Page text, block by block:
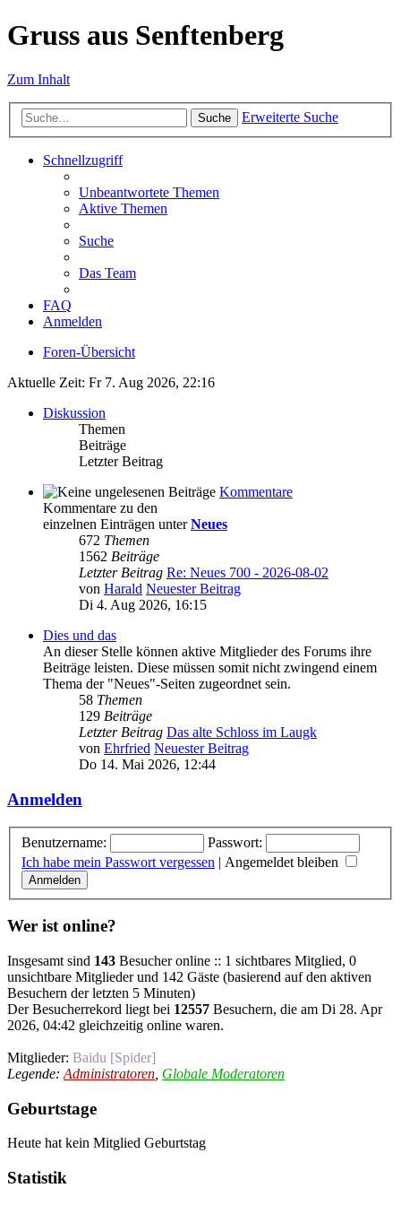
Gruss aus Senftenberg
Zum Inhalt
Suche Erweiterte Suche
Schnellzugriff
Unbeantwortete Themen
Aktive Themen
Suche
Das Team
FAQ
Anmelden
Foren-Übersicht
Aktuelle Zeit: Fr 7. Aug 2026, 22:16
Diskussion
Themen
Beiträge
Letzter Beitrag
Kommentare
Kommentare zu den
einzelnen Einträgen unterNeues
672 Themen
1562 Beiträge
Letzter Beitrag Re: Neues 700 - 2026-08-02
von Harald Neuester Beitrag
Di 4. Aug 2026, 16:15
Dies und das
An dieser Stelle können aktive Mitglieder des Forums ihre
Beiträge leisten. Diese müssen somit nicht zwingend einem
Thema der "Neues"-Seiten zugeordnet sein.
58 Themen
129 Beiträge
Letzter Beitrag Das alte Schloss im Laugk
von Ehrfried Neuester Beitrag
Do 14. Mai 2026, 12:44
Anmelden
Benutzername:
Passwort:
Ich habe mein Passwort vergessen | Angemeldet bleiben
Wer ist online?
Insgesamt sind 143 Besucher online :: 1 sichtbares Mitglied, 0
unsichtbare Mitglieder und 142 Gäste (basierend auf den aktiven
Besuchern der letzten 5 Minuten)
Der Besucherrekord liegt bei 12557 Besuchern, die am Di 28. Apr
2026, 04:42 gleichzeitig online waren.
Mitglieder: Baidu [Spider]
Legende: Administratoren Globale Moderatoren
Geburtstage
Heute hat kein Mitglied Geburtstag
Statistik